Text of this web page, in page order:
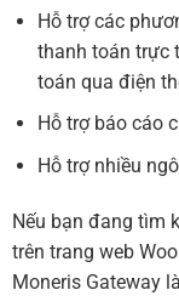
Hỗ trợ các
thanh toán trực
toán qua điện
Hỗ trợ báo cáo
Hỗ trợ nhiều
Nếu bạn đang tìm
trên trang web
Moneris Gateway